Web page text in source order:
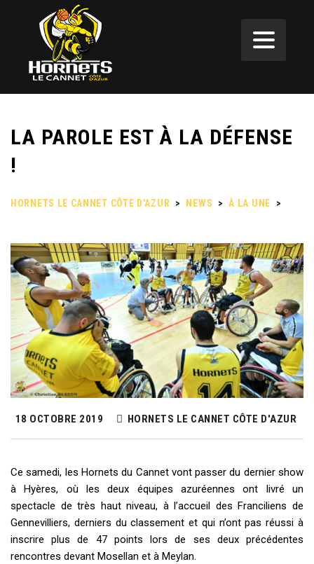
LA PAROLE EST À LA DÉFENSE
!
HORNETS LE CANNET CÔTE D'AZUR > NEWS > À LA UNE >
18 OCTOBRE 2019 HORNETS LE CANNET CÔTE D'AZUR
Ce samedi, les Hornets du Cannet vont passer du dernier show
à Hyères, où les deux équipes azuréennes ont livré un
spectacle de très haut niveau, à l’accueil des Franciliens de
Gennevilliers, derniers du classement et qui n’ont pas réussi à
inscrire plus de 47 points lors de ses deux précédentes
rencontres devant Mosellan et à Meylan.